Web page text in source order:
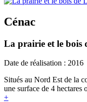
Cénac
La prairie et le bois
Date de réalisation : 2016
Situés au Nord Est de la
une surface de 4 hectares
+